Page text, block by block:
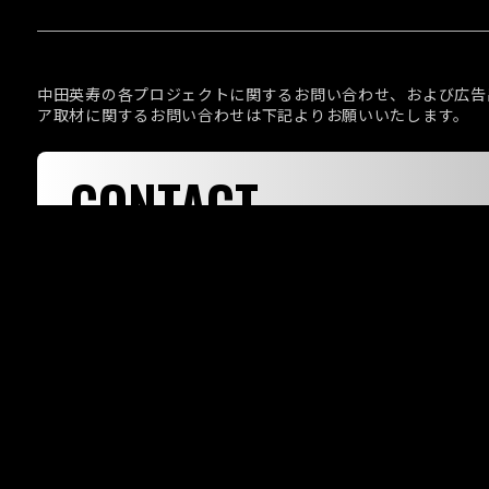
中田英寿の各プロジェクトに関するお問い合わせ、および広告
ア取材に関するお問い合わせは下記よりお願いいたします。
CONTACT